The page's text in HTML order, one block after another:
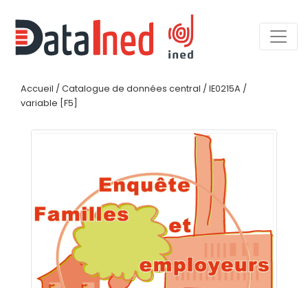
Accueil / Catalogue de données central / IE0215A /
variable [F5]